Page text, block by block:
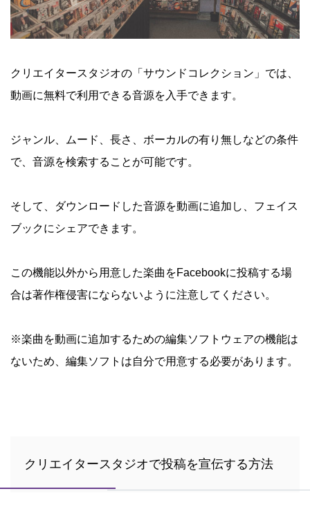
クリエイタースタジオの「サウンドコレクション」では、
動画に無料で利用できる音源を入手できます。
ジャンル、ムード、長さ、ボーカルの有り無しなどの条件
で、音源を検索することが可能です。
そして、ダウンロードした音源を動画に追加し、フェイス
ブックにシェアできます。
この機能以外から用意した楽曲をFacebookに投稿する場
合は著作権侵害にならないように注意してください。
※楽曲を動画に追加するための編集ソフトウェアの機能は
ないため、編集ソフトは自分で用意する必要があります。
クリエイタースタジオで投稿を宣伝する方法